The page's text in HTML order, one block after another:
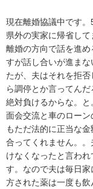
現在離婚協議中です
県外の実家に帰省して
離婚の方向で話を進
すが話し合いが進ま
たが、夫はそれを拒
ら調停とか言ってん
絶対負けるからな。
面会交流と車のロー
もただ法的に正当な
合ってくれません。
けなくなったと言わ
す。なので夫は毎日
方された薬は一度も